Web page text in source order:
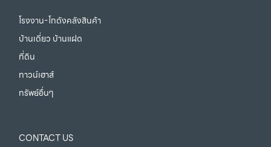
โรงงาน-โกดังคลังสินค้า
บ้านเดี่ยว บ้านแฝด
ที่ดิน
ทาวน์เฮาส์
ทรัพย์อื่นๆ
CONTACT US